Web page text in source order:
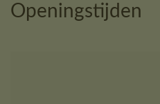
Openingstijden